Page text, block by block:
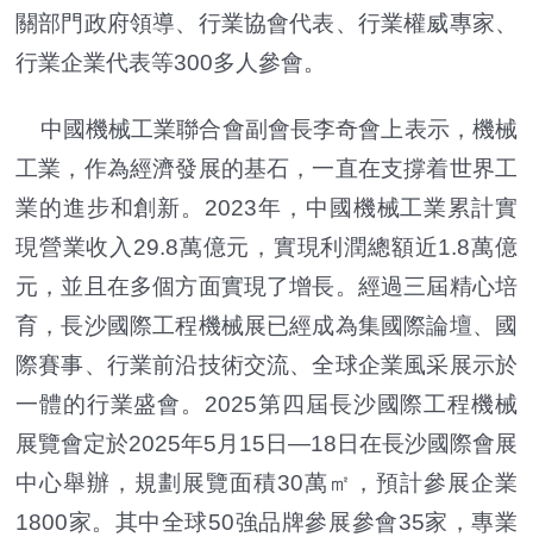
關部門政府領導、行業協會代表、行業權威專家、
行業企業代表等300多人參會。
中國機械工業聯合會副會長李奇會上表示，機械
工業，作為經濟發展的基石，一直在支撐着世界工
業的進步和創新。2023年，中國機械工業累計實
現營業收入29.8萬億元，實現利潤總額近1.8萬億
元，並且在多個方面實現了增長。經過三屆精心培
育，長沙國際工程機械展已經成為集國際論壇、國
際賽事、行業前沿技術交流、全球企業風采展示於
一體的行業盛會。2025第四屆長沙國際工程機械
展覽會定於2025年5月15日—18日在長沙國際會展
中心舉辦，規劃展覽面積30萬㎡，預計參展企業
1800家。其中全球50強品牌參展參會35家，專業